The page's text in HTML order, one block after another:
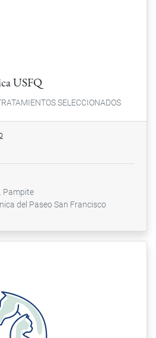
USFQ
SELECCIONADOS
Pampite
del Paseo San Francisco